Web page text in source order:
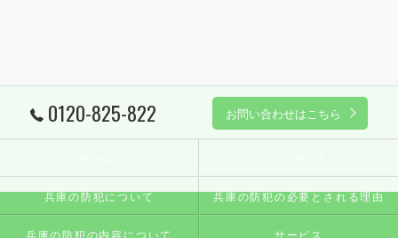
0120-825-822 お問い合わせはこちら
兵庫の防犯について 兵庫の防犯の必要とされる理由
兵庫の防犯の内容について サービス